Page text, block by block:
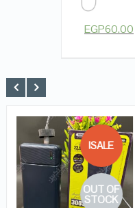
EGP60.00
SALE!
OUT OF
STOCK
QUICK LOOK
VIEW DETAILS